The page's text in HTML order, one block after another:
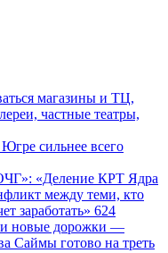
магазины и ТЦ,
частные театры,
сильнее всего
«Деление КРТ Ядра
между теми, кто
заработать» 624
и новые дорожки —
Саймы готово на треть